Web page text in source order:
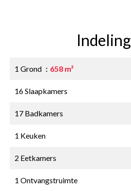
Indeling
1 Grond 658 m²
16 Slaapkamers
17 Badkamers
1 Keuken
2 Eetkamers
1 Ontvangstruimte